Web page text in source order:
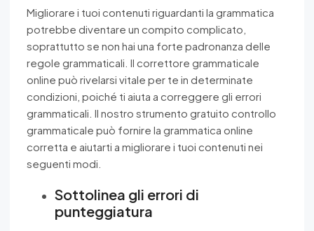
Migliorare i tuoi contenuti riguardanti la grammatica
potrebbe diventare un compito complicato,
soprattutto se non hai una forte padronanza delle
regole grammaticali. Il correttore grammaticale
online può rivelarsi vitale per te in determinate
condizioni, poiché ti aiuta a correggere gli errori
grammaticali. Il nostro strumento gratuito controllo
grammaticale può fornire la grammatica online
corretta e aiutarti a migliorare i tuoi contenuti nei
seguenti modi.
Sottolinea gli errori di
punteggiatura